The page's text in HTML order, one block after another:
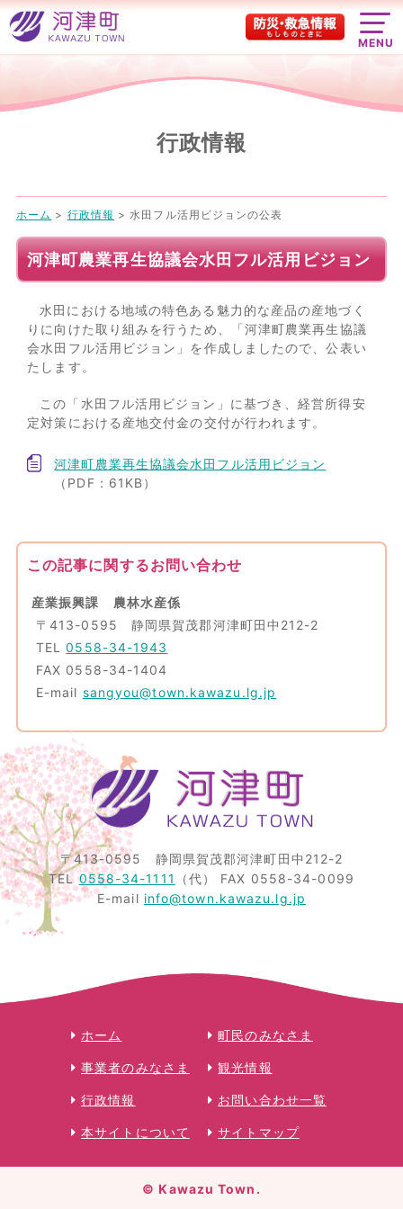
MENU
行政情報
ホーム > 行政情報 >水田フル活用ビジョンの公表
河津町農業再生協議会水田フル活用ビジョン
水田における地域の特色ある魅力的な産品の産地づく
りに向けた取り組みを行うため、「河津町農業再生協議
会水田フル活用ビジョン」を作成しましたので、公表い
たします。
この「水田フル活用ビジョン」に基づき、経営所得安
定対策における産地交付金の交付が行われます。
河津町農業再生協議会水田フル活用ビジョン
（PDF：61KB）
この記事に関するお問い合わせ
産業振興課 農林水産係
〒413-0595 静岡県賀茂郡河津町田中212-2
TEL0558-34-1943
FAX 0558-34-1404
E-mail sangyou@town.kawazu.lg.jp
〒413-0595 静岡県賀茂郡河津町田中212-2
TEL0558-34-1111 （代） FAX 0558-34-0099
E-mail info@town.kawazu.lg.jp
ホーム 町民のみなさま
事業者のみなさま 観光情報
行政情報 お問い合わせ一覧
本サイトについて サイトマップ
© Kawazu Town.